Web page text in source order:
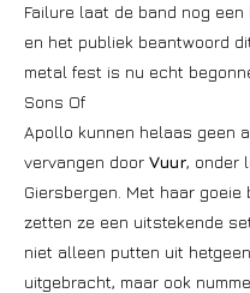
Failure laat de band nog
en het publiek beantwoord
metal fest is nu echt
Sons Of
Apollo kunnen helaas geen
vervangen door Vuur, onder
Giersbergen. Met haar
zetten ze een uitstekende
niet alleen putten uit
uitgebracht, maar ook